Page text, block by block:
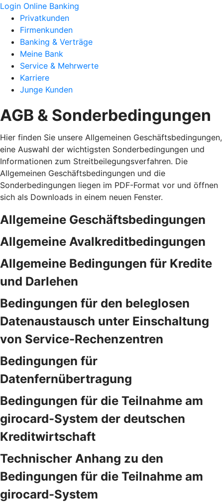
Login Online Banking
Privatkunden
Firmenkunden
Banking & Verträge
Meine Bank
Service & Mehrwerte
Karriere
Junge Kunden
AGB & Sonderbedingungen
Hier finden Sie unsere Allgemeinen Geschäftsbedingungen,
eine Auswahl der wichtigsten Sonderbedingungen und
Informationen zum Streitbeilegungsverfahren. Die
Allgemeinen Geschäftsbedingungen und die
Sonderbedingungen liegen im PDF-Format vor und öffnen
sich als Downloads in einem neuen Fenster.
Allgemeine Geschäftsbedingungen
Allgemeine Avalkreditbedingungen
Allgemeine Bedingungen für Kredite
und Darlehen
Bedingungen für den beleglosen
Datenaustausch unter Einschaltung
von Service-Rechenzentren
Bedingungen für
Datenfernübertragung
Bedingungen für die Teilnahme am
girocard-System der deutschen
Kreditwirtschaft
Technischer Anhang zu den
Bedingungen für die Teilnahme am
girocard-System